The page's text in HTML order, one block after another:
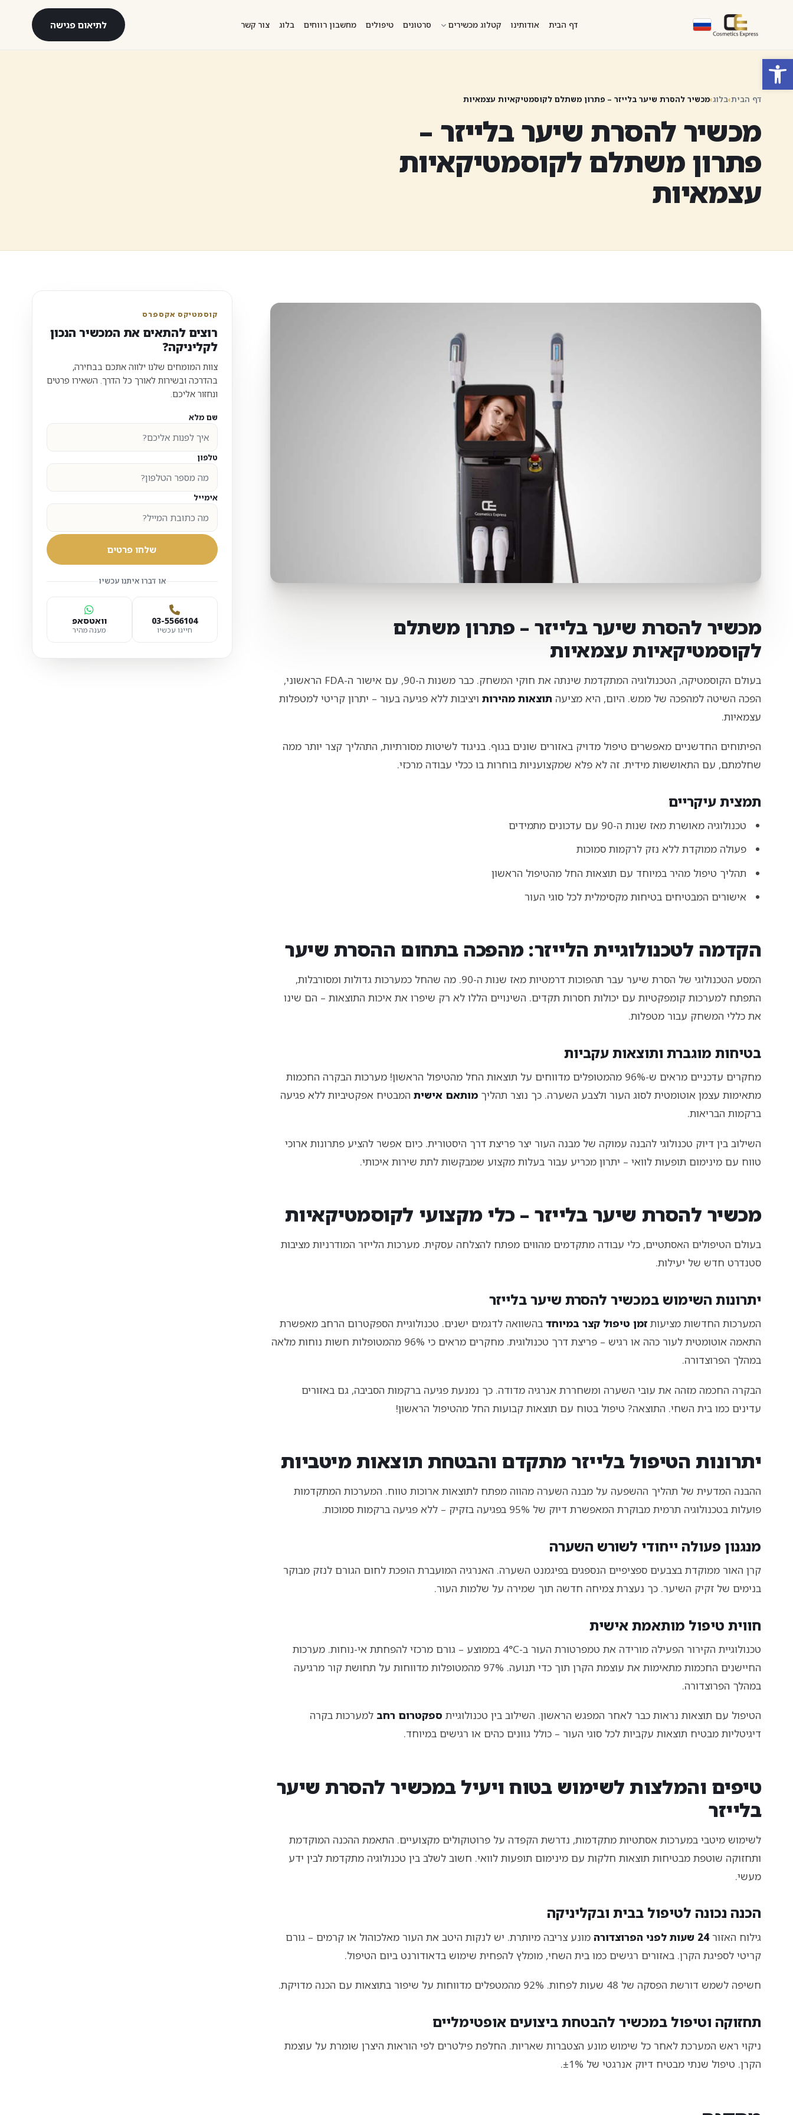
פתח סרגל נגישות
דף הבית אודותינו קטלוג מכשירים סרטונים טיפולים מחשבון רווחים בלוג צור קשר לתיאום פגישה
דף הבית›בלוג›מכשיר להסרת שיער בלייזר – פתרון משתלם לקוסמטיקאיות עצמאיות
מכשיר להסרת שיער בלייזר –
פתרון משתלם לקוסמטיקאיות
עצמאיות
מכשיר להסרת שיער בלייזר – פתרון משתלם
לקוסמטיקאיות עצמאיות
בעולם הקוסמטיקה, הטכנולוגיה המתקדמת שינתה את חוקי המשחק. כבר משנות ה-90, עם אישור ה-FDA הראשוני,
הפכה השיטה למהפכה של ממש. היום, היא מציעה תוצאות מהירותויציבות ללא פגיעה בעור – יתרון קריטי למטפלות
עצמאיות.
הפיתוחים החדשניים מאפשרים טיפול מדויק באזורים שונים בגוף. בניגוד לשיטות מסורתיות, התהליך קצר יותר ממה
שחלמתם, עם התאוששות מידית. זה לא פלא שמקצועניות בוחרות בו ככלי עבודה מרכזי.
תמצית עיקריים
טכנולוגיה מאושרת מאז שנות ה-90 עם עדכונים מתמידים
פעולה ממוקדת ללא נזק לרקמות סמוכות
תהליך טיפול מהיר במיוחד עם תוצאות החל מהטיפול הראשון
אישורים המבטיחים בטיחות מקסימלית לכל סוגי העור
הקדמה לטכנולוגיית הלייזר: מהפכה בתחום ההסרת שיער
המסע הטכנולוגי של הסרת שיער עבר תהפוכות דרמטיות מאז שנות ה-90. מה שהחל כמערכות גדולות ומסורבלות,
התפתח למערכות קומפקטיות עם יכולות חסרות תקדים. השינויים הללו לא רק שיפרו את איכות התוצאות – הם שינו
את כללי המשחק עבור מטפלות.
בטיחות מוגברת ותוצאות עקביות
מחקרים עדכניים מראים ש-96% מהמטופלים מדווחים על תוצאות החל מהטיפול הראשון! מערכות הבקרה החכמות
מתאימות עצמן אוטומטית לסוג העור ולצבע השערה. כך נוצר תהליך מותאם אישיתהמבטיח אפקטיביות ללא פגיעה
ברקמות הבריאות.
השילוב בין דיוק טכנולוגי להבנה עמוקה של מבנה העור יצר פריצת דרך היסטורית. כיום אפשר להציע פתרונות ארוכי
טווח עם מינימום תופעות לוואי – יתרון מכריע עבור בעלות מקצוע שמבקשות לתת שירות איכותי.
מכשיר להסרת שיער בלייזר – כלי מקצועי לקוסמטיקאיות
בעולם הטיפולים האסתטיים, כלי עבודה מתקדמים מהווים מפתח להצלחה עסקית. מערכות הלייזר המודרניות מציבות
סטנדרט חדש של יעילות.
יתרונות השימוש במכשיר להסרת שיער בלייזר
המערכות החדשות מציעות זמן טיפול קצר במיוחדבהשוואה לדגמים ישנים. טכנולוגיית הספקטרום הרחב מאפשרת
התאמה אוטומטית לעור כהה או רגיש – פריצת דרך טכנולוגית. מחקרים מראים כי 96% מהמטופלות חשות נוחות מלאה
במהלך הפרוצדורה.
הבקרה החכמה מזהה את עובי השערה ומשחררת אנרגיה מדודה. כך נמנעת פגיעה ברקמות הסביבה, גם באזורים
עדינים כמו בית השחי. התוצאה? טיפול בטוח עם תוצאות קבועות החל מהטיפול הראשון!
יתרונות הטיפול בלייזר מתקדם והבטחת תוצאות מיטביות
ההבנה המדעית של תהליך ההשפעה על מבנה השערה מהווה מפתח לתוצאות ארוכות טווח. המערכות המתקדמות
פועלות בטכנולוגיה תרמית מבוקרת המאפשרת דיוק של 95% בפגיעה בזקיק – ללא פגיעה ברקמות סמוכות.
מנגנון פעולה ייחודי לשורש השערה
קרן האור ממוקדת בצבעים ספציפיים הנספגים בפיגמנט השערה. האנרגיה המועברת הופכת לחום הגורם לנזק מבוקר
בנימים של זקיק השיער. כך נעצרת צמיחה חדשה תוך שמירה על שלמות העור.
חווית טיפול מותאמת אישית
טכנולוגיית הקירור הפעילה מורידה את טמפרטורת העור ב-4°C בממוצע – גורם מרכזי להפחתת אי-נוחות. מערכות
החיישנים החכמות מתאימות את עוצמת הקרן תוך כדי תנועה. 97% מהמטופלות מדווחות על תחושת קור מרגיעה
במהלך הפרוצדורה.
הטיפול עם תוצאות נראות כבר לאחר המפגש הראשון. השילוב בין טכנולוגיית ספקטרום רחב למערכות בקרה
דיגיטליות מבטיח תוצאות עקביות לכל סוגי העור – כולל גוונים כהים או רגישים במיוחד.
טיפים והמלצות לשימוש בטוח ויעיל במכשיר להסרת שיער
בלייזר
לשימוש מיטבי במערכות אסתטיות מתקדמות, נדרשת הקפדה על פרוטוקולים מקצועיים. התאמת ההכנה המוקדמת
ותחזוקה שוטפת מבטיחות תוצאות חלקות עם מינימום תופעות לוואי. חשוב לשלב בין טכנולוגיה מתקדמת לבין ידע
מעשי.
הכנה נכונה לטיפול בבית ובקליניקה
גילוח האזור 24 שעות לפני הפרוצדורה
מונע צריבה מיותרת. יש לנקות היטב את העור מאלכוהול או קרמים – גורם
קריטי לספיגת הקרן. באזורים רגישים כמו בית השחי, מומלץ להפחית שימוש בדאודורנט ביום הטיפול.
חשיפה לשמש דורשת הפסקה של 48 שעות לפחות. 92% מהמטפלים מדווחות על שיפור בתוצאות עם הכנה מדויקת.
תחזוקה וטיפול במכשיר להבטחת ביצועים אופטימליים
ניקוי ראש המערכת לאחר כל שימוש מונע הצטברות שאריות. החלפת פילטרים לפי הוראות היצרן שומרת על עוצמת
הקרן. טיפול שנתי מבטיח דיוק אנרגטי של ±1%.
קוסמטיקס אקספרס
רוצים להתאים את המכשיר הנכון
לקליניקה?
צוות המומחים שלנו ילווה אתכם בבחירה,
בהדרכה ובשירות לאורך כל הדרך. השאירו פרטים
ונחזור אליכם.
שם מלא
טלפון
אימייל
שלחו פרטים
או דברו איתנו עכשיו
03-5566104
חייגו עכשיו
וואטסאפ
מענה מהיר